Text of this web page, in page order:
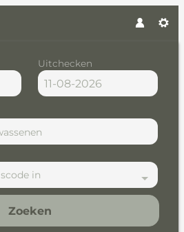
Uitchecken
in
Zoeken